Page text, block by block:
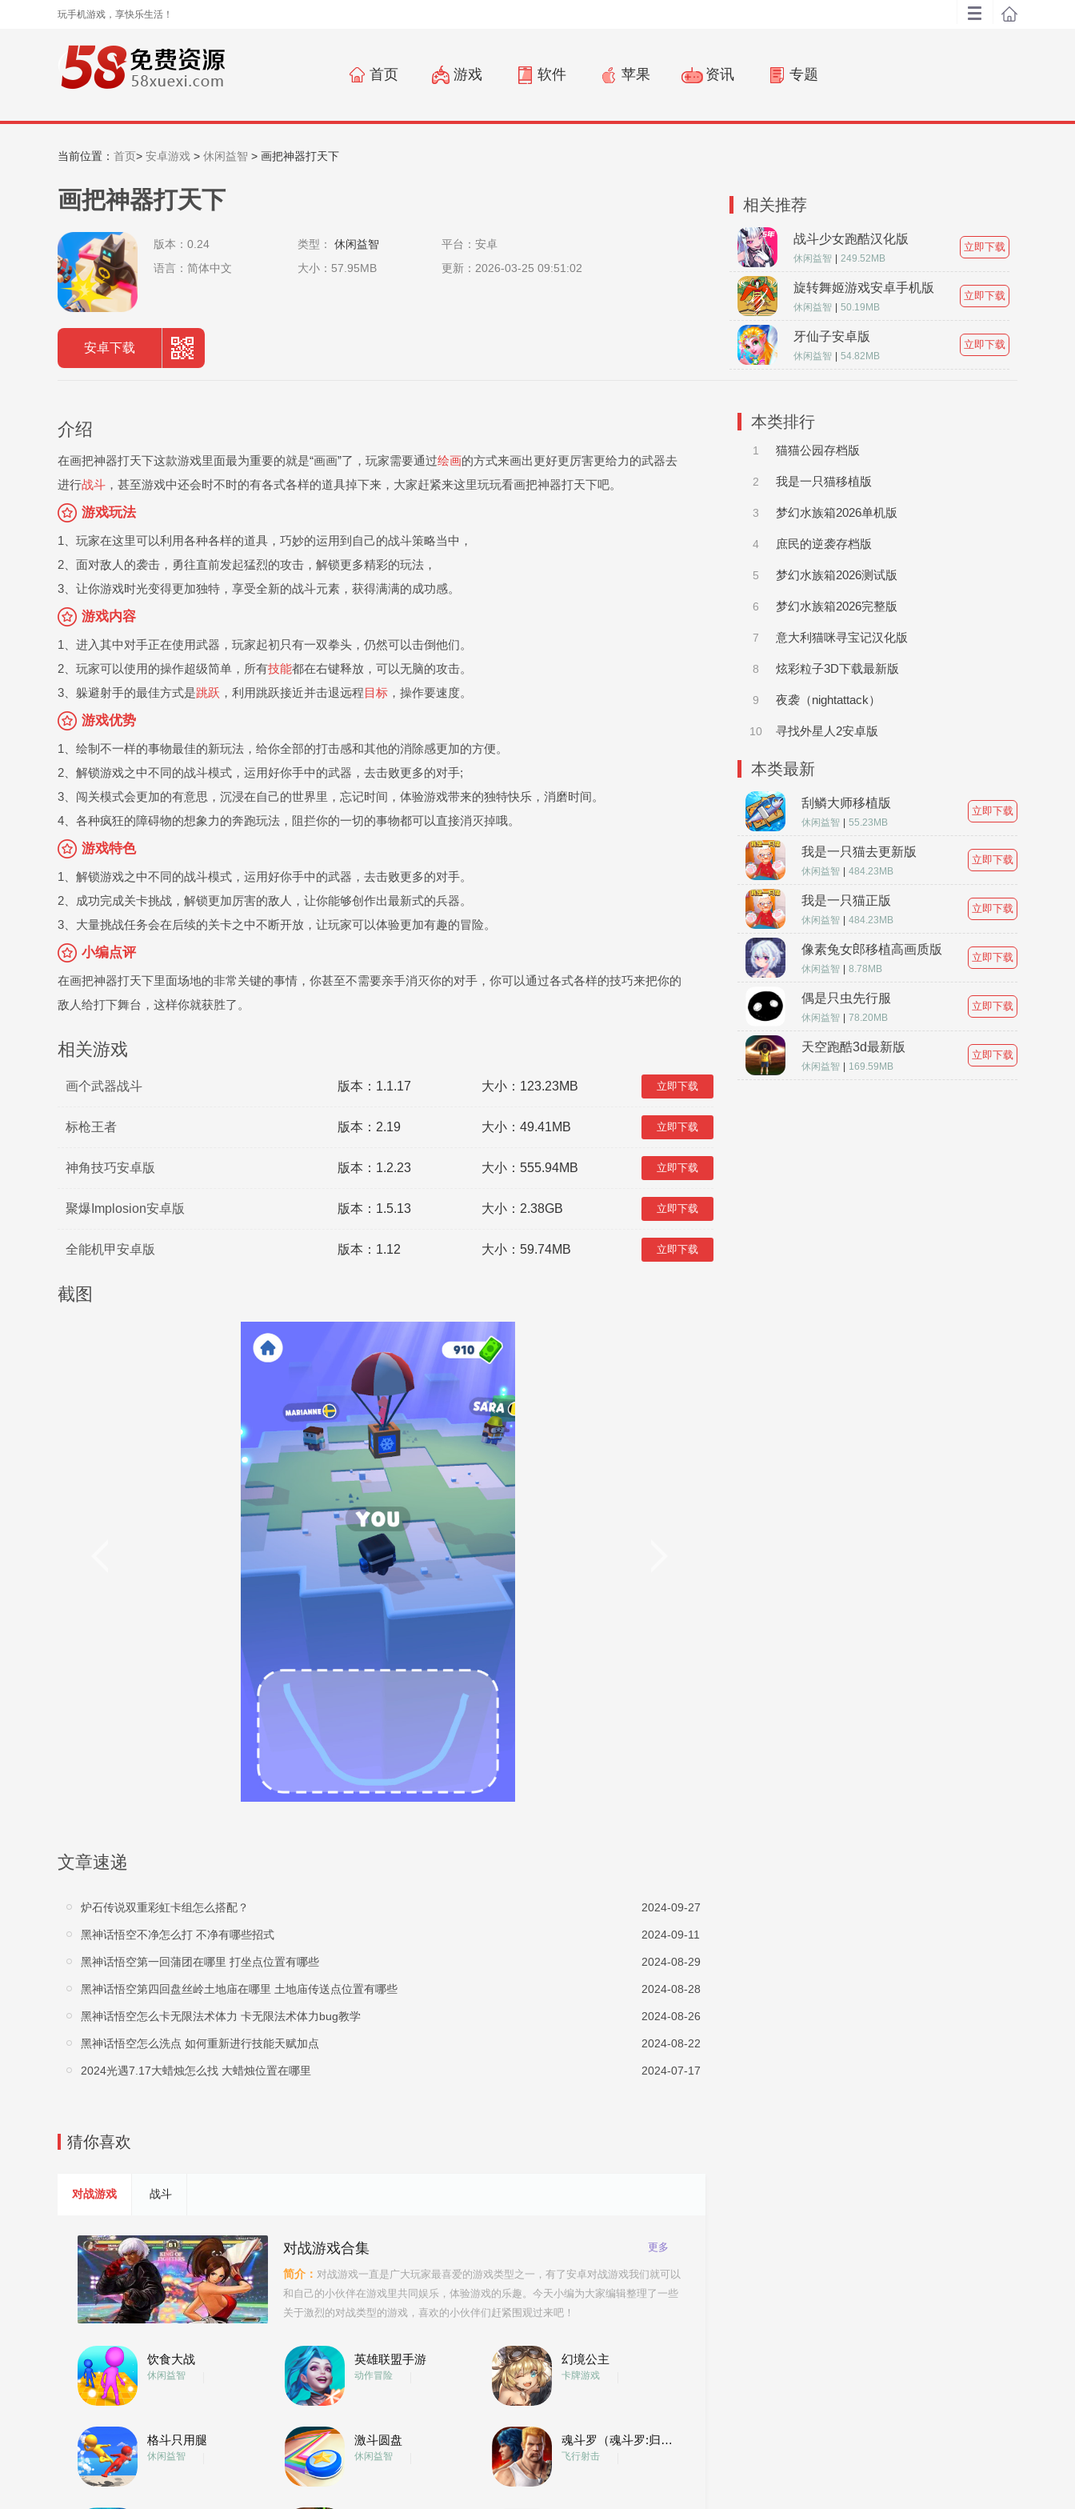
玩手机游戏，享快乐生活！
首页 游戏 软件 苹果
资讯
专题
当前位置： 首页> 安卓游戏 > 休闲益智 > 画把神器打天下
画把神器打天下
版本：0.24 类型： 休闲益智
平台：安卓
语言：简体中文
大小：57.95MB 更新：2026-03-25 09:51:02
安卓下载
相关推荐
战斗少女跑酷汉化版
休闲益智 249.52MB
立即下载
旋转舞姬游戏安卓手机版
休闲益智 50.19MB
立即下载
牙仙子安卓版
休闲益智 54.82MB
立即下载
介绍
在画把神器打天下这款游戏里面最为重要的就是“画画”了，玩家需要通过绘画的方式来画出更好更厉害更给力的武器去
进行战斗 ，甚至游戏中还会时不时的有各式各样的道具掉下来，大家赶紧来这里玩玩看画把神器打天下吧。
游戏玩法
1、玩家在这里可以利用各种各样的道具，巧妙的运用到自己的战斗策略当中，
2、面对敌人的袭击，勇往直前发起猛烈的攻击，解锁更多精彩的玩法，
3、让你游戏时光变得更加独特，享受全新的战斗元素，获得满满的成功感。
游戏内容
1、进入其中对手正在使用武器，玩家起初只有一双拳头，仍然可以击倒他们。
2、玩家可以使用的操作超级简单，所有技能都在右键释放，可以无脑的攻击。
3、躲避射手的最佳方式是跳跃 ，利用跳跃接近并击退远程目标 ，操作要速度。
游戏优势
1、绘制不一样的事物最佳的新玩法，给你全部的打击感和其他的消除感更加的方便。
2、解锁游戏之中不同的战斗模式，运用好你手中的武器，去击败更多的对手;
3、闯关模式会更加的有意思，沉浸在自己的世界里，忘记时间，体验游戏带来的独特快乐，消磨时间。
4、各种疯狂的障碍物的想象力的奔跑玩法，阻拦你的一切的事物都可以直接消灭掉哦。
游戏特色
1、解锁游戏之中不同的战斗模式，运用好你手中的武器，去击败更多的对手。
2、成功完成关卡挑战，解锁更加厉害的敌人，让你能够创作出最新式的兵器。
3、大量挑战任务会在后续的关卡之中不断开放，让玩家可以体验更加有趣的冒险。
小编点评
在画把神器打天下里面场地的非常关键的事情，你甚至不需要亲手消灭你的对手，你可以通过各式各样的技巧来把你的
敌人给打下舞台，这样你就获胜了。
相关游戏
画个武器战斗 版本：1.1.17 大小：123.23MB 立即下载
标枪王者 版本：2.19 大小：49.41MB 立即下载
神角技巧安卓版 版本：1.2.23 大小：555.94MB 立即下载
聚爆Implosion安卓版 版本：1.5.13 大小：2.38GB 立即下载
全能机甲安卓版 版本：1.12 大小：59.74MB 立即下载
截图
文章速递
炉石传说双重彩虹卡组怎么搭配？ 2024-09-27
黑神话悟空不净怎么打 不净有哪些招式 2024-09-11
黑神话悟空第一回蒲团在哪里 打坐点位置有哪些 2024-08-29
黑神话悟空第四回盘丝岭土地庙在哪里 土地庙传送点位置有哪些 2024-08-28
黑神话悟空怎么卡无限法术体力 卡无限法术体力bug教学 2024-08-26
黑神话悟空怎么洗点 如何重新进行技能天赋加点 2024-08-22
2024光遇7.17大蜡烛怎么找 大蜡烛位置在哪里 2024-07-17
猜你喜欢
对战游戏 战斗
对战游戏合集 更多
简介： 对战游戏一直是广大玩家最喜爱的游戏类型之一，有了安卓对战游戏我们就可以
和自己的小伙伴在游戏里共同娱乐，体验游戏的乐趣。今天小编为大家编辑整理了一些
关于激烈的对战类型的游戏，喜欢的小伙伴们赶紧围观过来吧！
饮食大战
休闲益智
英雄联盟手游
动作冒险
幻境公主
卡牌游戏
格斗只用腿
休闲益智
激斗圆盘
休闲益智
魂斗罗（魂斗罗:归来）
飞行射击
本类排行
1 猫猫公园存档版
2 我是一只猫移植版
3 梦幻水族箱2026单机版
4 庶民的逆袭存档版
5 梦幻水族箱2026测试版
6 梦幻水族箱2026完整版
7 意大利猫咪寻宝记汉化版
8 炫彩粒子3D下载最新版
9 夜袭（nightattack）
10 寻找外星人2安卓版
本类最新
刮鳞大师移植版
休闲益智 55.23MB
立即下载
我是一只猫去更新版
休闲益智 484.23MB
立即下载
我是一只猫正版
休闲益智 484.23MB
立即下载
像素兔女郎移植高画质版
休闲益智 8.78MB
立即下载
偶是只虫先行服
休闲益智 78.20MB
立即下载
天空跑酷3d最新版
休闲益智 169.59MB
立即下载